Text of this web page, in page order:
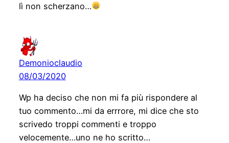
lì non scherzano…
Demonioclaudio
08/03/2020
Wp ha deciso che non mi fa più rispondere al
tuo commento…mi da errrore, mi dice che sto
scrivedo troppi commenti e troppo
velocemente…uno ne ho scritto…